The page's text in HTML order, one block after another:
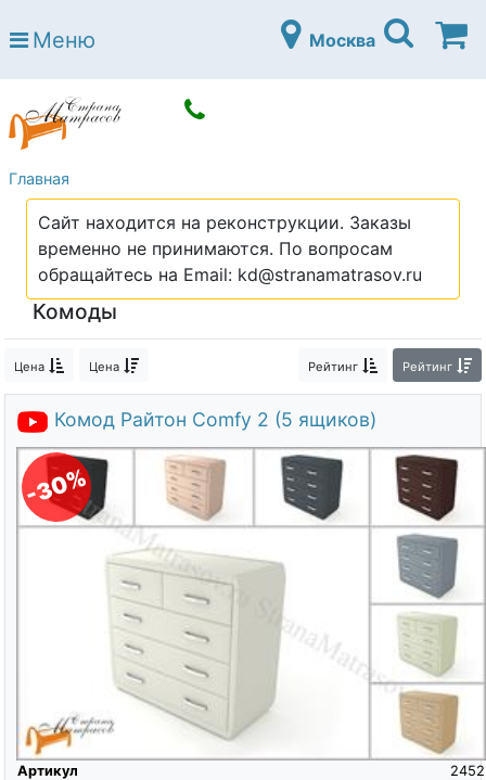
Страна матрасов
Open submenu (Матрасы)
Open submenu (Кровати)
Кровати
Open submenu (Аксессуары)
Open submenu (Диваны)
Диваны
Open submenu (Постельное белье)
Постельное белье
Open submenu (Мебель)
Мебель
Open submenu (Основания)
Основания
Open submenu (Детские матрасы)
Детские матрасы
Open submenu (Детские кровати)
Детские кровати
Open submenu (Шкафы)
Шкафы
О компании
Контакты
Доставка по городу
Меню Москва
Главная
Сайт находится на реконструкции. Заказы
временно не принимаются. По вопросам
обращайтесь на Email: kd@stranamatrasov.ru
Комоды
Цена Цена Рейтинг Рейтинг
Комод Райтон Comfy 2 (5 ящиков)
-30%
Артикул
2452